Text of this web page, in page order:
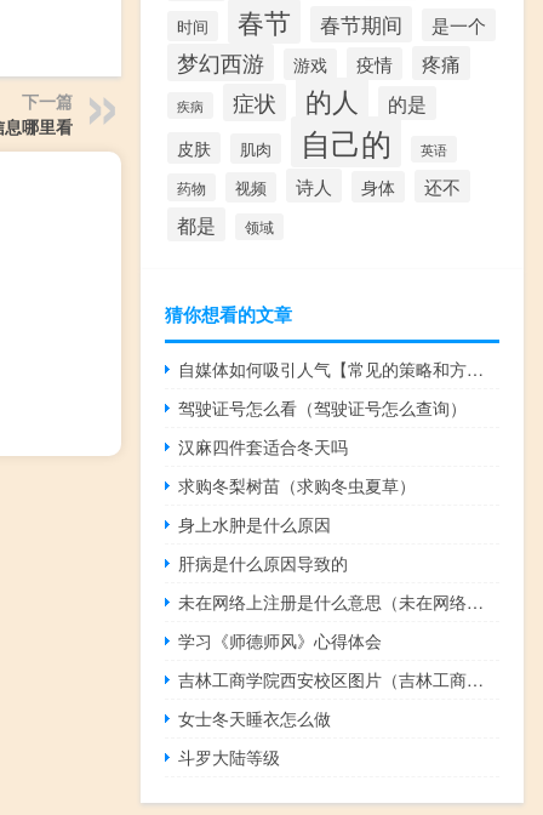
下一篇
哪里看
时间 春节 春节期间 是一个
梦幻西游 游戏 疫情 疼痛
疾病 症状 的人 的是
皮肤 肌肉 自己的 英语
药物 视频 诗人 身体 还不
都是 领域
猜你想看的文章
自媒体如何吸引人气【常见的策略和方法提高吸引力】
驾驶证号怎么看（驾驶证号怎么查询）
汉麻四件套适合冬天吗
求购冬梨树苗（求购冬虫夏草）
身上水肿是什么原因
肝病是什么原因导致的
未在网络上注册是什么意思（未在网络上注册）
学习《师德师风》心得体会
吉林工商学院西安校区图片（吉林工商学院西安校区）
女士冬天睡衣怎么做
斗罗大陆等级